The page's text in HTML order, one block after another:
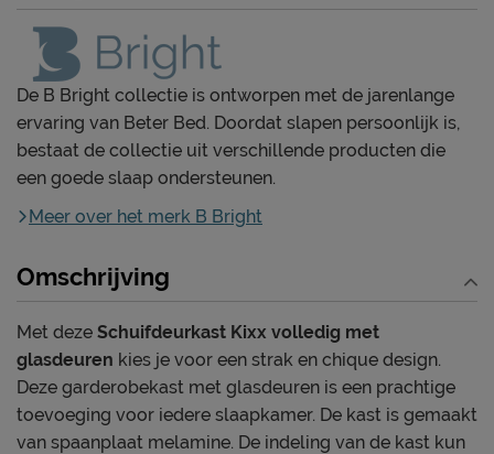
De B Bright collectie is ontworpen met de jarenlange
ervaring van Beter Bed. Doordat slapen persoonlijk is,
bestaat de collectie uit verschillende producten die
een goede slaap ondersteunen.
Meer over het merk B Bright
Omschrijving
Met deze Schuifdeurkast Kixx volledig met
glasdeuren kies je voor een strak en chique design.
Deze garderobekast met glasdeuren is een prachtige
toevoeging voor iedere slaapkamer. De kast is gemaakt
van spaanplaat melamine. De indeling van de kast kun